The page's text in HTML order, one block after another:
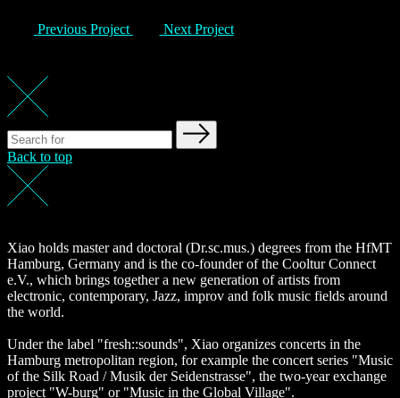
Previous Project Next Project
Back to top
Xiao holds master and doctoral (Dr.sc.mus.) degrees from the HfMT
Hamburg, Germany and is the co-founder of the Cooltur Connect
e.V., which brings together a new generation of artists from
electronic, contemporary, Jazz, improv and folk music fields around
the world.
Under the label "fresh::sounds", Xiao organizes concerts in the
Hamburg metropolitan region, for example the concert series "Music
of the Silk Road / Musik der Seidenstrasse", the two-year exchange
project "W-burg" or "Music in the Global Village".